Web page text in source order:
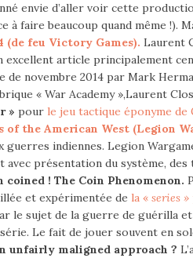
envie d’aller voir cette
à faire beaucoup quand même !).
(de feu Victory Games). Laurent
excellent article principalement
de novembre 2014 par Mark
« War Academy »,Laurent
» pour le jeu tactique éponyme de
of the American West (Legion
guerres indiennes. Legion
avec présentation du système,
coined ! The Coin Phenomenon.
et expérimentée de la « series »
le sujet de la guerre de guérilla
Le fait de jouer souvent en
unfairly maligned approach ?